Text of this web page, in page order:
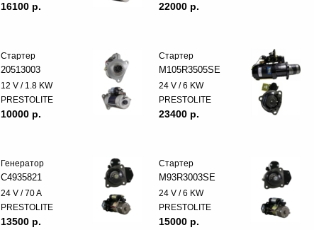
16100 p. 22000 p.
Стартер
20513003
12 V / 1.8 KW
PRESTOLITE
10000 p.
Стартер
M105R3505SE
24 V / 6 KW
PRESTOLITE
23400 p.
Генератор
C4935821
24 V / 70 A
PRESTOLITE
13500 p.
Стартер
M93R3003SE
24 V / 6 KW
PRESTOLITE
15000 p.